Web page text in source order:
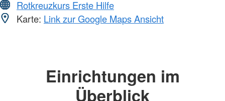
Rotkreuzkurs Erste Hilfe
Karte: Link zur Google Maps Ansicht
Einrichtungen im
Überblick